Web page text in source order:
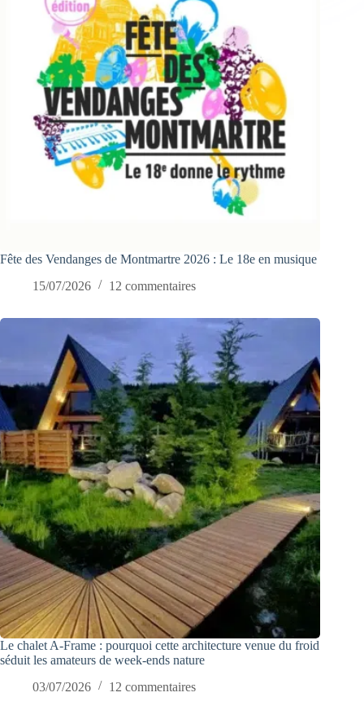
Fête des Vendanges de Montmartre 2026 : Le 18e en musique
15/07/2026
12 commentaires
Le chalet A-Frame : pourquoi cette architecture venue du froid
séduit les amateurs de week-ends nature
03/07/2026
12 commentaires